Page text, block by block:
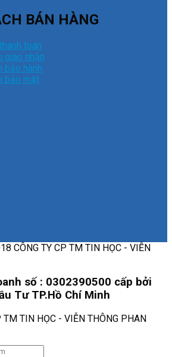
BÁN HÀNG
toán
giao nhận
bảo hành
bảo mật
CÔNG TY CP TM TIN HỌC - VIỄN
số : 0302390500 cấp bởi
Tư TP.Hồ Chí Minh
TM TIN HỌC - VIỄN THÔNG PHAN